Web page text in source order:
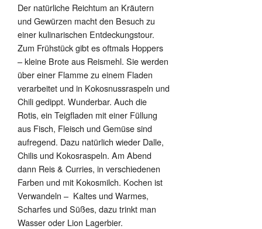
Der natürliche Reichtum an Kräutern
und Gewürzen macht den Besuch zu
einer kulinarischen Entdeckungstour.
Zum Frühstück gibt es oftmals Hoppers
– kleine Brote aus Reismehl. Sie werden
über einer Flamme zu einem Fladen
verarbeitet und in Kokosnussraspeln und
Chili gedippt. Wunderbar. Auch die
Rotis, ein Teigfladen mit einer Füllung
aus Fisch, Fleisch und Gemüse sind
aufregend. Dazu natürlich wieder Dalle,
Chilis und Kokosraspeln. Am Abend
dann Reis & Curries, in verschiedenen
Farben und mit Kokosmilch. Kochen ist
Verwandeln – Kaltes und Warmes,
Scharfes und Süßes, dazu trinkt man
Wasser oder Lion Lagerbier.